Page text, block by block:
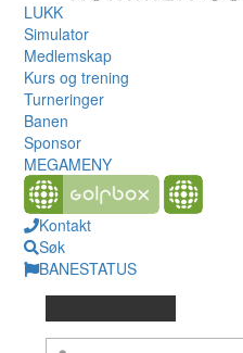
LUKK
Simulator
Medlemskap
Kurs og trening
Turneringer
Banen
Sponsor
MEGAMENY
Kontakt
Søk
BANESTATUS